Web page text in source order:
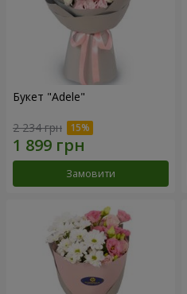
Букет "Adele"
2 234 грн
Замовити